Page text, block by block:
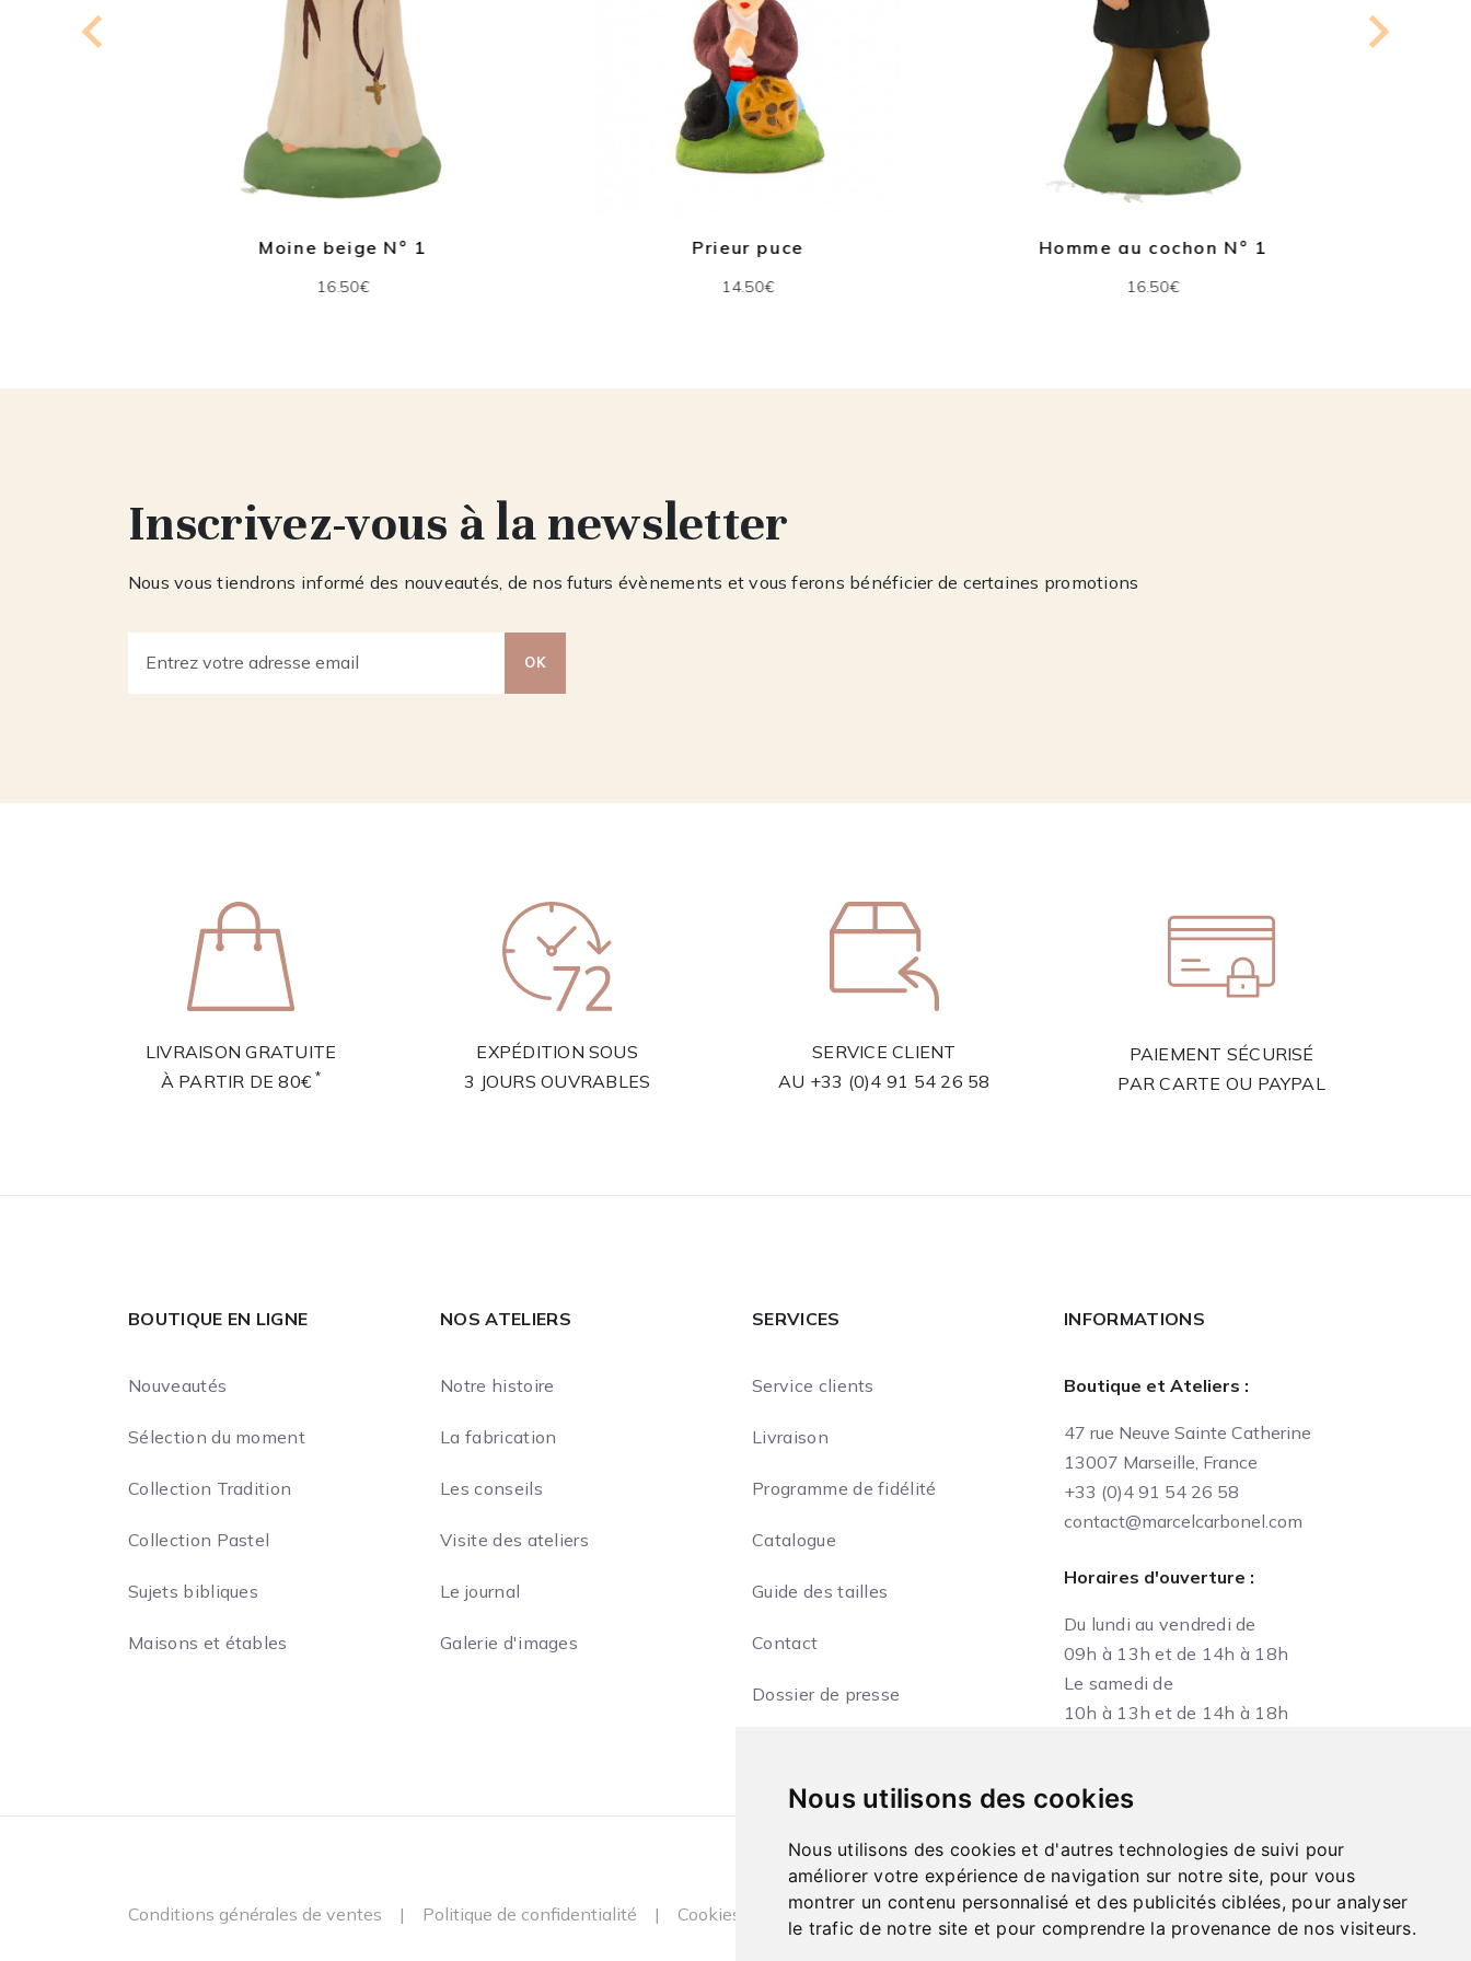
Nous utilisons des cookies
Nous utilisons des cookies et d'autres technologies de suivi pour
améliorer votre expérience de navigation sur notre site, pour vous
montrer un contenu personnalisé et des publicités ciblées, pour analyser
le trafic de notre site et pour comprendre la provenance de nos visiteurs.
Moine beige N° 1
16.50€
Prieur puce
14.50€
Homme au cochon N° 1
16.50€
Inscrivez-vous à la newsletter
Nous vous tiendrons informé des nouveautés, de nos futurs évènements et vous ferons bénéficier de certaines promotions
OK
LIVRAISON GRATUITE
À PARTIR DE 80€*
EXPÉDITION SOUS
3 JOURS OUVRABLES
SERVICE CLIENT
AU +33 (0)4 91 54 26 58
PAIEMENT SÉCURISÉ
PAR CARTE OU PAYPAL
BOUTIQUE EN LIGNE
Nouveautés
Sélection du moment
Collection Tradition
Collection Pastel
Sujets bibliques
Maisons et étables
NOS ATELIERS
Notre histoire
La fabrication
Les conseils
Visite des ateliers
Le journal
Galerie d'images
SERVICES
Service clients
Livraison
Programme de fidélité
Catalogue
Guide des tailles
Contact
Dossier de presse
INFORMATIONS
Boutique et Ateliers :
47 rue Neuve Sainte Catherine
13007 Marseille, France
+33 (0)4 91 54 26 58
contact@marcelcarbonel.com
Horaires d'ouverture :
Du lundi au vendredi de
09h à 13h et de 14h à 18h
Le samedi de
10h à 13h et de 14h à 18h
Conditions générales de ventes | Politique de confidentialité | Cookies